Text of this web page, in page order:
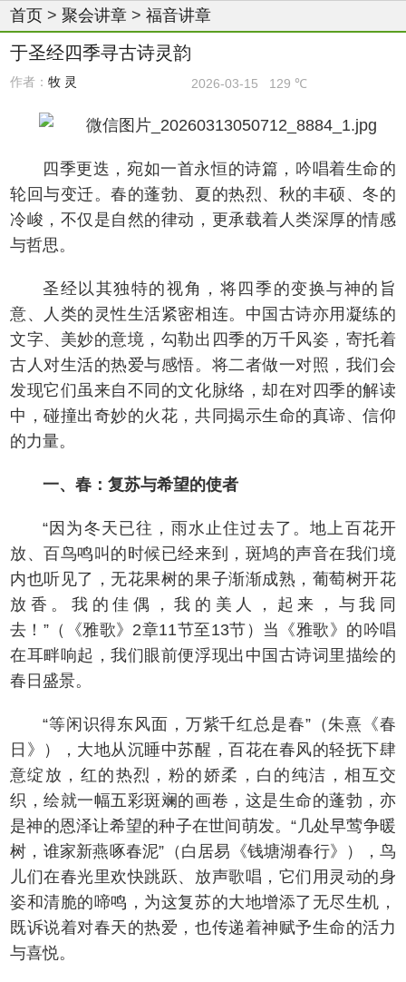
首页 > 聚会讲章 > 福音讲章
于圣经四季寻古诗灵韵
作者： 牧 灵 2026-03-15 129 ℃
四季更迭，宛如一首永恒的诗篇，吟唱着生命的
轮回与变迁。春的蓬勃、夏的热烈、秋的丰硕、冬的
冷峻，不仅是自然的律动，更承载着人类深厚的情感
与哲思。
圣经以其独特的视角，将四季的变换与神的旨
意、人类的灵性生活紧密相连。中国古诗亦用凝练的
文字、美妙的意境，勾勒出四季的万千风姿，寄托着
古人对生活的热爱与感悟。将二者做一对照，我们会
发现它们虽来自不同的文化脉络，却在对四季的解读
中，碰撞出奇妙的火花，共同揭示生命的真谛、信仰
的力量。
一、春：复苏与希望的使者
“因为冬天已往，雨水止住过去了。地上百花开
放、百鸟鸣叫的时候已经来到，斑鸠的声音在我们境
内也听见了，无花果树的果子渐渐成熟，葡萄树开花
放香。我的佳偶，我的美人，起来，与我同
去！”（《雅歌》2章11节至13节）当《雅歌》的吟唱
在耳畔响起，我们眼前便浮现出中国古诗词里描绘的
春日盛景。
“等闲识得东风面，万紫千红总是春”（朱熹《春
日》），大地从沉睡中苏醒，百花在春风的轻抚下肆
意绽放，红的热烈，粉的娇柔，白的纯洁，相互交
织，绘就一幅五彩斑斓的画卷，这是生命的蓬勃，亦
是神的恩泽让希望的种子在世间萌发。“几处早莺争暖
树，谁家新燕啄春泥”（白居易《钱塘湖春行》），鸟
儿们在春光里欢快跳跃、放声歌唱，它们用灵动的身
姿和清脆的啼鸣，为这复苏的大地增添了无尽生机，
既诉说着对春天的热爱，也传递着神赋予生命的活力
与喜悦。